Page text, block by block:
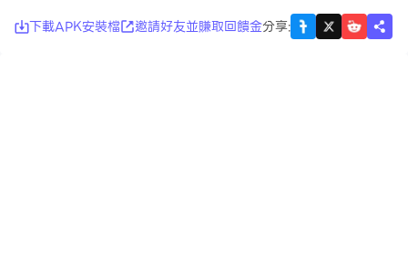
下載APK安裝檔 邀請好友並賺取回饋金分享: